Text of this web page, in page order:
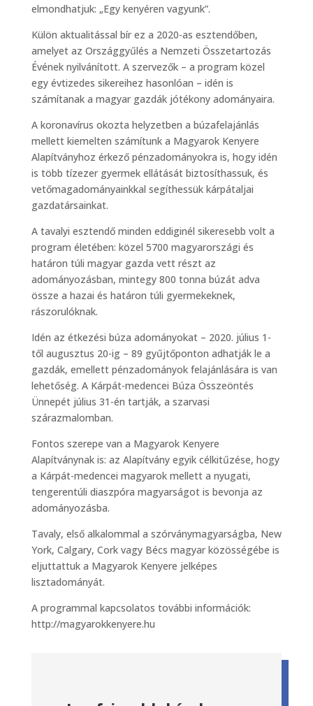
elmondhatjuk: „Egy kenyéren vagyunk”.
Külön aktualitással bír ez a 2020-as esztendőben,
amelyet az Országgyűlés a Nemzeti Összetartozás
Évének nyilvánított. A szervezők – a program közel
egy évtizedes sikereihez hasonlóan – idén is
számítanak a magyar gazdák jótékony adományaira.
A koronavírus okozta helyzetben a búzafelajánlás
mellett kiemelten számítunk a Magyarok Kenyere
Alapítványhoz érkező pénzadományokra is, hogy idén
is több tízezer gyermek ellátását biztosíthassuk, és
vetőmagadományainkkal segíthessük kárpátaljai
gazdatársainkat.
A tavalyi esztendő minden eddiginél sikeresebb volt a
program életében: közel 5700 magyarországi és
határon túli magyar gazda vett részt az
adományozásban, mintegy 800 tonna búzát adva
össze a hazai és határon túli gyermekeknek,
rászorulóknak.
Idén az étkezési búza adományokat – 2020. július 1-
től augusztus 20-ig – 89 gyűjtőponton adhatják le a
gazdák, emellett pénzadományok felajánlására is van
lehetőség. A Kárpát-medencei Búza Összeöntés
Ünnepét július 31-én tartják, a szarvasi
szárazmalomban.
Fontos szerepe van a Magyarok Kenyere
Alapítványnak is: az Alapítvány egyik célkitűzése, hogy
a Kárpát-medencei magyarok mellett a nyugati,
tengerentúli diaszpóra magyarságot is bevonja az
adományozásba.
Tavaly, első alkalommal a szórványmagyarságba, New
York, Calgary, Cork vagy Bécs magyar közösségébe is
eljuttattuk a Magyarok Kenyere jelképes
lisztadományát.
A programmal kapcsolatos további információk:
http://magyarokkenyere.hu